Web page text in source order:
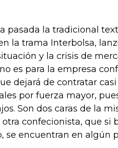
pasada la tradicional
la trama Interbolsa,
y la crisis de
es para la empresa
dejará de contratar
por fuerza mayor,
Son dos caras de la
confecionista, que si
se encuentran en algún